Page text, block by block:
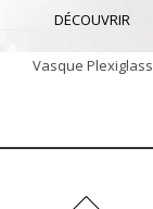
DÉCOUVRIR
Vasque Plexiglass